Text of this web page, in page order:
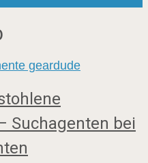
Suchagenten bei